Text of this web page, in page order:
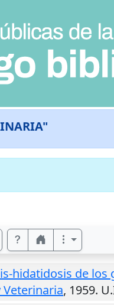
hidatidosis de los
, 1959.